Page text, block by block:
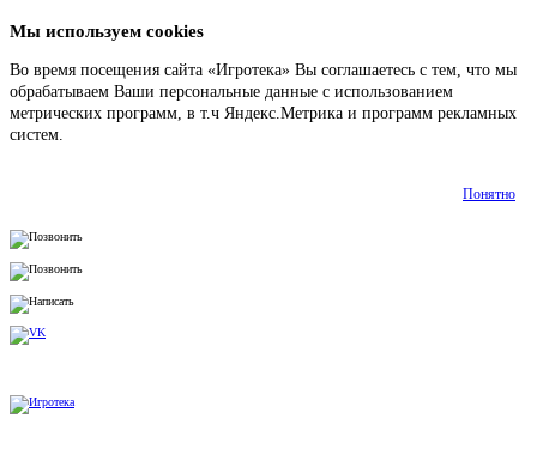
Мы используем cookies
Во время посещения сайта «Игротека» Вы соглашаетесь с тем, что мы
обрабатываем Ваши персональные данные с использованием
метрических программ, в т.ч Яндекс.Метрика и программ рекламных
систем.
Понятно